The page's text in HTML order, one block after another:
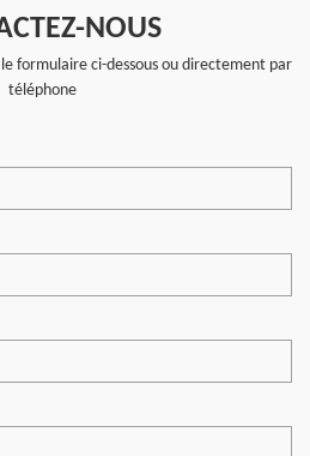
NOUS
formulaire ci-dessous ou directement par
téléphone